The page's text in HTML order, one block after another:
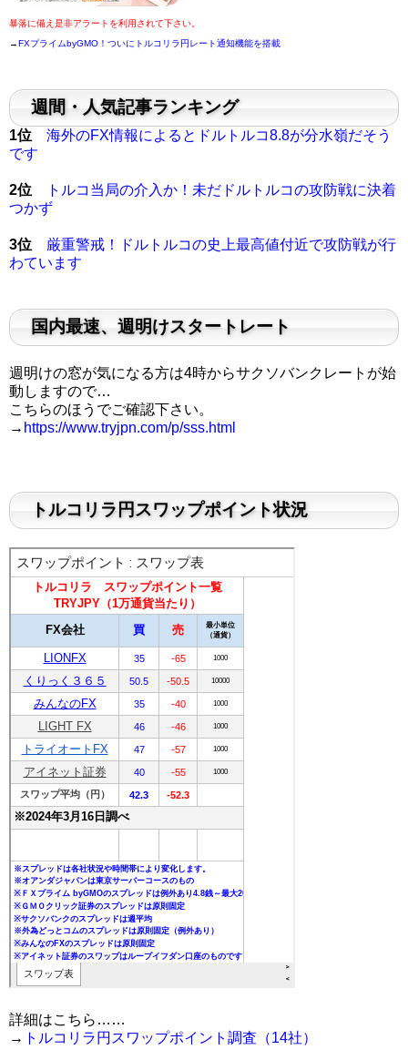
暴落に備え是非アラートを利用されて下さい。
→FXプライムbyGMO！ついにトルコリラ円レート通知機能を搭載
週間・人気記事ランキング
1位
海外のFX情報によるとドルトルコ8.8が分水嶺だそう
です
2位
トルコ当局の介入か！未だドルトルコの攻防戦に決着
つかず
3位
厳重警戒！ドルトルコの史上最高値付近で攻防戦が行
わています
国内最速、週明けスタートレート
週明けの窓が気になる方は4時からサクソバンクレートが始
動しますので…
こちらのほうでご確認下さい。
→ https://www.tryjpn.com/p/sss.html
トルコリラ円スワップポイント状況
詳細はこちら……
→ トルコリラ円スワップポイント調査（14社）